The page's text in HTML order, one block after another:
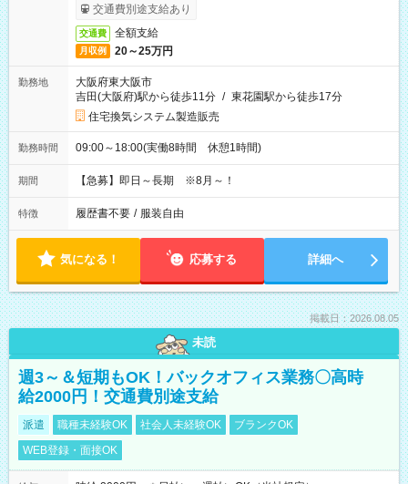
交通費別途支給あり
交通費 全額支給
月収例 20～25万円
勤務地
大阪府東大阪市
吉田(大阪府)駅から徒歩11分 / 東花園駅から徒歩17分
住宅換気システム製造販売
勤務時間 09:00～18:00(実働8時間 休憩1時間)
期間 【急募】即日～長期 ※8月～！
特徴 履歴書不要 / 服装自由
気になる！ 応募する 詳細へ
掲載日：2026.08.05
未読
週3～＆短期もOK！バックオフィス業務〇高時
給2000円！交通費別途支給
派遣 職種未経験OK 社会人未経験OK
ブランクOK
WEB登録・面接OK